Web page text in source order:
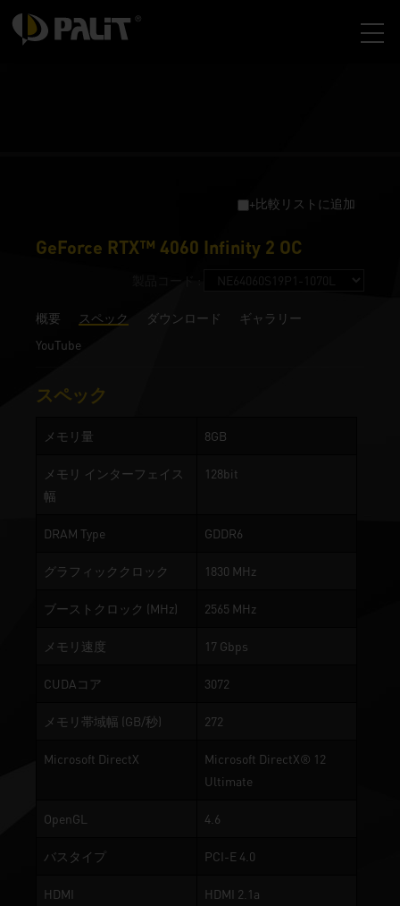
+比較リストに追加
GeForce RTX™ 4060 Infinity 2 OC
概要 スペック ダウンロード
ギャラリー
YouTube
スペック
メモリ量 8GB
メモリ インターフェイス
幅
128bit
DRAM Type GDDR6
グラフィッククロック 1830 MHz
ブーストクロック (MHz) 2565 MHz
メモリ速度 17 Gbps
CUDAコア 3072
メモリ帯域幅 (GB/秒) 272
Microsoft DirectX
Microsoft DirectX® 12
Ultimate
OpenGL 4.6
バスタイプ PCI-E 4.0
HDMI HDMI 2.1a